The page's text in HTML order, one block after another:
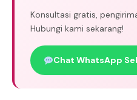
Konsultasi gratis,
Hubungi kami sekarang!
Chat WhatsApp